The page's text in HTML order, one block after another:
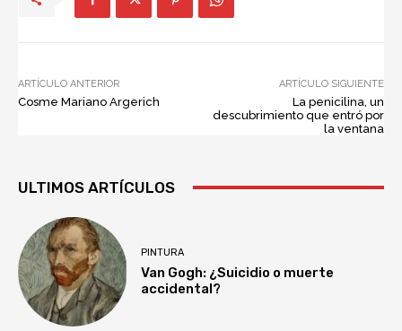
ARTÍCULO ANTERIOR
Cosme Mariano Argerich
ARTÍCULO SIGUIENTE
La penicilina, un
descubrimiento que entró por
la ventana
ULTIMOS ARTÍCULOS
PINTURA
Van Gogh: ¿Suicidio o muerte
accidental?